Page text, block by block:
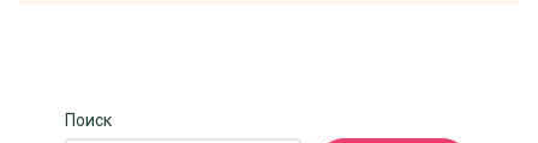
Поиск